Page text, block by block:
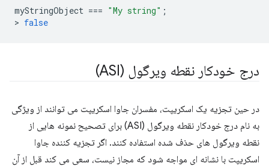
myStringObject === "My string" ;
> false
درج خودکار نقطه ویرگول (ASI)
در حین تجزیه یک اسکریپت، مفسران جاوا اسکریپت می توانند از ویژگی
به نام درج خودکار نقطه ویرگول (ASI) برای تصحیح نمونه هایی از
نقطه ویرگول های حذف شده استفاده کنند. اگر تجزیه کننده جاوا
اسکریپت با نشانه ای مواجه شود که مجاز نیست، سعی می کند قبل از آن